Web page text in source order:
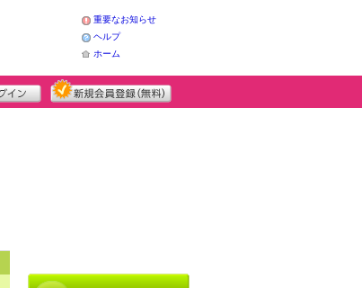
重要なお知らせ
ヘルプ
ホーム